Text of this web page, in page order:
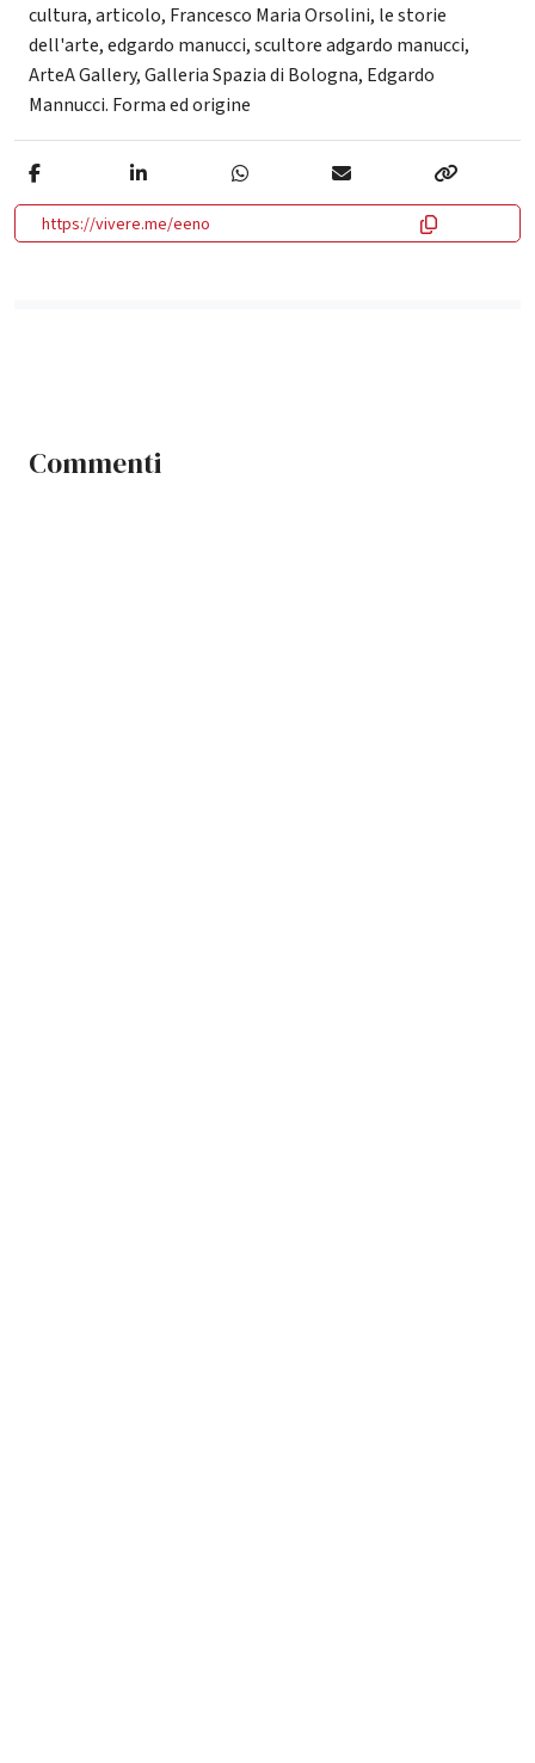
cultura,articolo, Francesco Maria Orsolini, le storie
dell'arte,edgardo manucci,scultore adgardo manucci,
ArteA Gallery,Galleria Spazia di Bologna, Edgardo
Mannucci. Forma ed origine
https://vivere.me/eeno
Commenti